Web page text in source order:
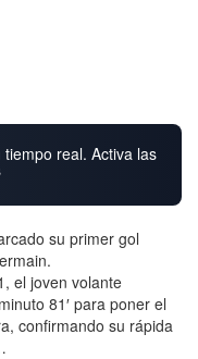
real. Activa las
su primer gol
el joven volante
81′ para poner el
confirmando su rápida